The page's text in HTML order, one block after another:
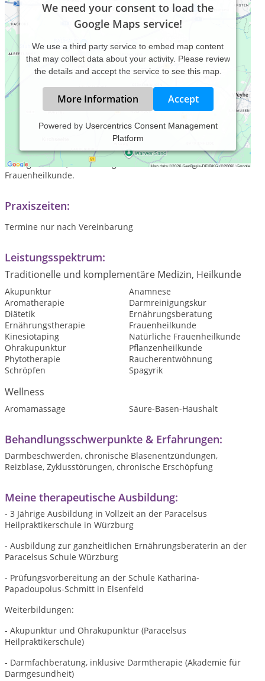
We need your consent to load the
Google Maps service!
We use a third party service to embed map content
that may collect data about your activity. Please review
the details and accept the service to see this map.
More Information Accept
Powered by Usercentrics Consent Management
Platform
Die Naturheilpraxis befindet sich in Gochsheim bei
Schweinfurt. Meine Hauptschwerpunkte sind die
Darmgesunheit, die Blasengesundheit und die ganzheitliche
Frauenheilkunde.
Praxiszeiten:
Termine nur nach Vereinbarung
Leistungsspektrum:
Traditionelle und komplementäre Medizin, Heilkunde
Akupunktur
Anamnese
Aromatherapie
Darmreinigungskur
Diätetik
Ernährungsberatung
Ernährungstherapie
Frauenheilkunde
Kinesiotaping
Natürliche Frauenheilkunde
Ohrakupunktur
Pflanzenheilkunde
Phytotherapie
Raucherentwöhnung
Schröpfen
Spagyrik
Wellness
Aromamassage Säure-Basen-Haushalt
Behandlungsschwerpunkte & Erfahrungen:
Darmbeschwerden, chronische Blasenentzündungen,
Reizblase, Zyklusstörungen, chronische Erschöpfung
Meine therapeutische Ausbildung:
- 3 Jährige Ausbildung in Vollzeit an der Paracelsus
Heilpraktikerschule in Würzburg
- Ausbildung zur ganzheitlichen Ernährungsberaterin an der
Paracelsus Schule Würzburg
- Prüfungsvorbereitung an der Schule Katharina-
Papadoupolus-Schmitt in Elsenfeld
Weiterbildungen:
- Akupunktur und Ohrakupunktur (Paracelsus
Heilpraktikerschule)
- Darmfachberatung, inklusive Darmtherapie (Akademie für
Darmgesundheit)